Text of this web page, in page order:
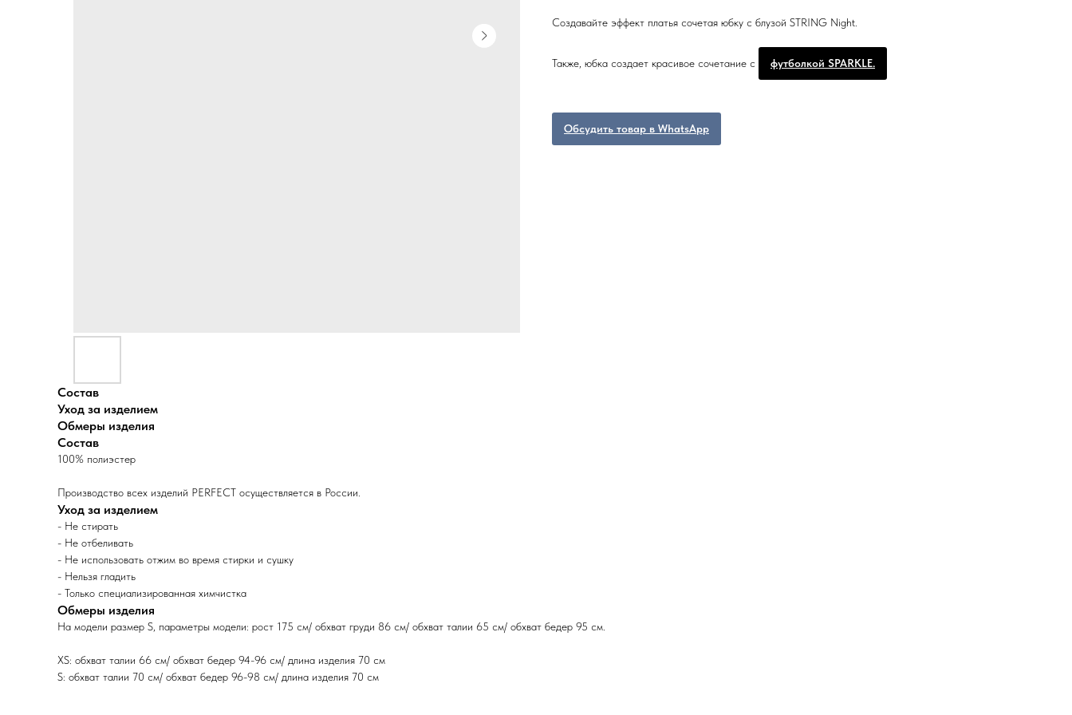
Создавайте эффект платья сочетая юбку с блузой STRING Night.
Также, юбка создает красивое сочетание с футболкой SPARKLE.
Обсудить товар в WhatsApp
Состав
Уход за изделием
Обмеры изделия
Состав
100% полиэстер
Производство всех изделий PERFECT осуществляется в России.
Уход за изделием
- Не стирать
- Не отбеливать
- Не использовать отжим во время стирки и сушку
- Нельзя гладить
- Только специализированная химчистка
Обмеры изделия
На модели размер S, параметры модели: рост 175 см/ обхват груди 86 см/ обхват талии 65 см/ обхват бедер 95 см.
XS: обхват талии 66 см/ обхват бедер 94-96 см/ длина изделия 70 см
S: обхват талии 70 см/ обхват бедер 96-98 см/ длина изделия 70 см